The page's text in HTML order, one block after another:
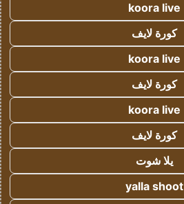
koora live
كورة لايف
koora live
كورة لايف
koora live
كورة لايف
يلا شوت
yalla shoot